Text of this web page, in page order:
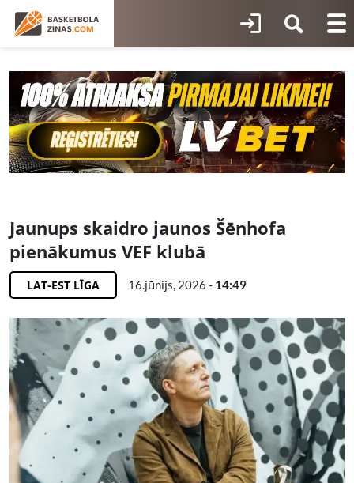
Jaunups skaidro jaunos Šēnhofa
pienākumus VEF klubā
LAT-EST LĪGA 16.jūnijs, 2026 - 14:49